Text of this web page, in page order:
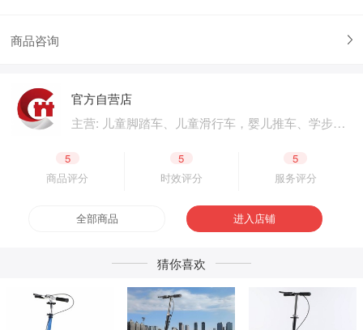
商品咨询
官方自营店
主营: 儿童脚踏车、儿童滑行车，婴儿推车、学步
品、户外用品，母婴用品、婴童用品，电子玩具、
益智玩具，公园设施、广场游乐，成人脚踏车、成
件、电动车零配件，生产原材料、包装原材料，产
品外包装、产品内包装，生产设备、五金工具，采
5
商品评分
5
时效评分
5
服务评分
全部商品 进入店铺
猜你喜欢